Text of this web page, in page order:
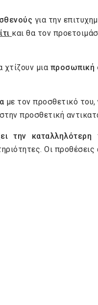
για την
και θα τον
χτίζουν μια προσωπική
με τον προσθετικό του,
προσθετική
την καταλληλότερη
Οι